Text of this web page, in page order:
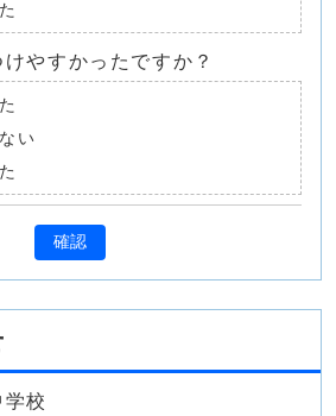
やすかったですか？
い
確認
校